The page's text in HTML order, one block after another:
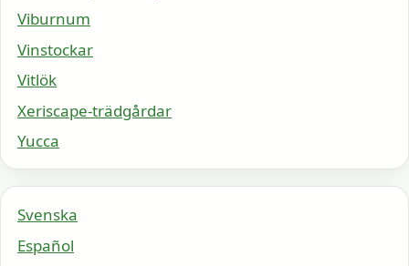
Viburnum
Vinstockar
Vitlök
Xeriscape-trädgårdar
Yucca
Svenska
Español